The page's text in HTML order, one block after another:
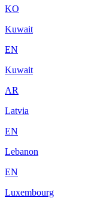
KO
Kuwait
EN
Kuwait
AR
Latvia
EN
Lebanon
EN
Luxembourg